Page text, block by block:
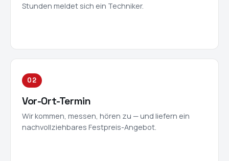
Stunden meldet sich ein Techniker.
02
Vor-Ort-Termin
Wir kommen, messen, hören zu — und liefern ein
nachvollziehbares Festpreis-Angebot.